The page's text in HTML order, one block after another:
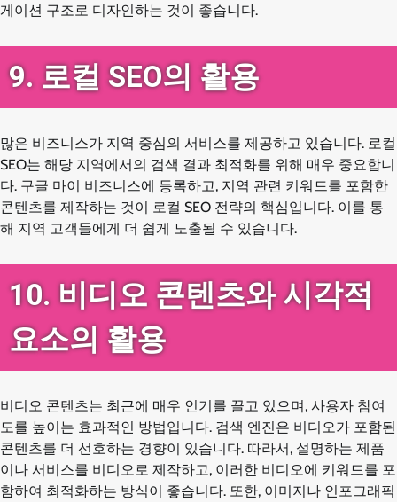
게이션 구조로 디자인하는 것이 좋습니다.
9. 로컬 SEO의 활용
많은 비즈니스가 지역 중심의 서비스를 제공하고 있습니다. 로컬
SEO는 해당 지역에서의 검색 결과 최적화를 위해 매우 중요합니
다. 구글 마이 비즈니스에 등록하고, 지역 관련 키워드를 포함한
콘텐츠를 제작하는 것이 로컬 SEO 전략의 핵심입니다. 이를 통
해 지역 고객들에게 더 쉽게 노출될 수 있습니다.
10. 비디오 콘텐츠와 시각적
요소의 활용
비디오 콘텐츠는 최근에 매우 인기를 끌고 있으며, 사용자 참여
도를 높이는 효과적인 방법입니다. 검색 엔진은 비디오가 포함된
콘텐츠를 더 선호하는 경향이 있습니다. 따라서, 설명하는 제품
이나 서비스를 비디오로 제작하고, 이러한 비디오에 키워드를 포
함하여 최적화하는 방식이 좋습니다. 또한, 이미지나 인포그래픽